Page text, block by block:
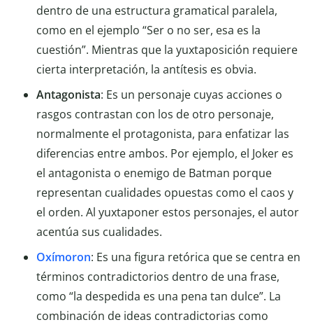
dentro de una estructura gramatical paralela,
como en el ejemplo “Ser o no ser, esa es la
cuestión”. Mientras que la yuxtaposición requiere
cierta interpretación, la antítesis es obvia.
Antagonista: Es un personaje cuyas acciones o
rasgos contrastan con los de otro personaje,
normalmente el protagonista, para enfatizar las
diferencias entre ambos. Por ejemplo, el Joker es
el antagonista o enemigo de Batman porque
representan cualidades opuestas como el caos y
el orden. Al yuxtaponer estos personajes, el autor
acentúa sus cualidades.
Oxímoron: Es una figura retórica que se centra en
términos contradictorios dentro de una frase,
como “la despedida es una pena tan dulce”. La
combinación de ideas contradictorias como